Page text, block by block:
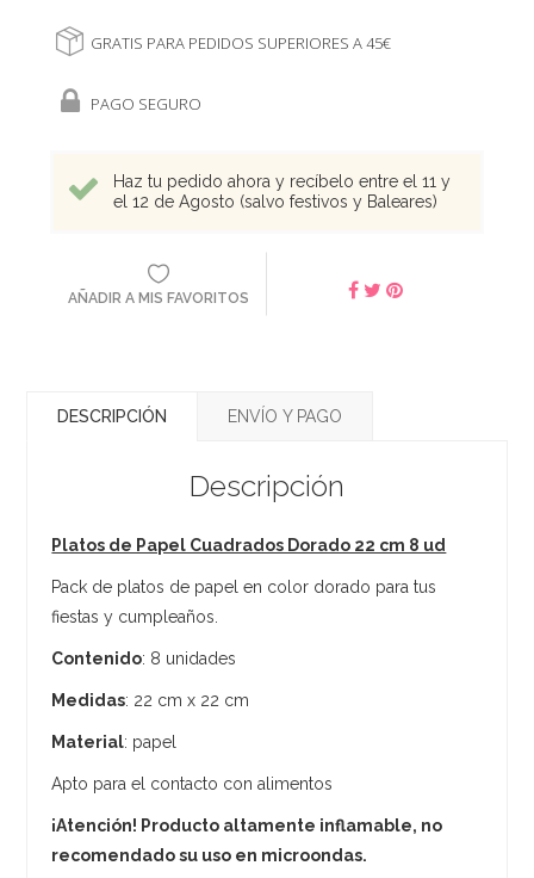
GRATIS PARA PEDIDOS SUPERIORES A 45€
PAGO SEGURO
Haz tu pedido ahora y recíbelo entre el 11 y
el 12 de Agosto (salvo festivos y Baleares)
AÑADIR A MIS FAVORITOS
DESCRIPCIÓN ENVÍO Y PAGO
Descripción
Platos de Papel Cuadrados Dorado 22 cm 8 ud
Pack de platos de papel en color dorado para tus
fiestas y cumpleaños.
Contenido: 8 unidades
Medidas: 22 cm x 22 cm
Material: papel
Apto para el contacto con alimentos
¡Atención! Producto altamente inflamable, no
recomendado su uso en microondas.